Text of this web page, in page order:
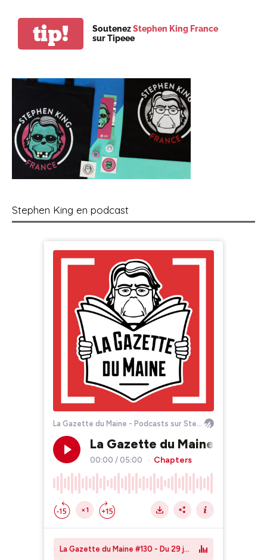
tip! SoutenezStephen King France
sur Tipeee
Stephen King en podcast